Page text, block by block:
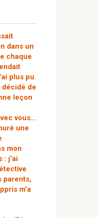
dans un
chaque
plus pu
décidé de
leçon
vous…
une
mon
: j’ai
parents,
m’a